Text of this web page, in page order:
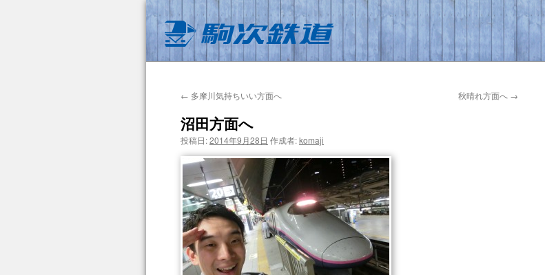
← 多摩川気持ちいい方面へ 秋晴れ方面へ →
沼田方面へ
投稿日:2014年9月28日 作成者:komaji